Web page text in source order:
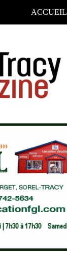
ACCUEIL